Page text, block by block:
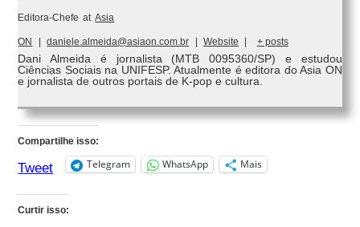
Editora-Chefe at Asia
ON | daniele.almeida@asiaon.com.br | Website | + posts
Dani Almeida é jornalista (MTB 0095360/SP) e estudou
Ciências Sociais na UNIFESP. Atualmente é editora do Asia ON
e jornalista de outros portais de K-pop e cultura.
Compartilhe isso:
Tweet Telegram WhatsApp Mais
Curtir isso: